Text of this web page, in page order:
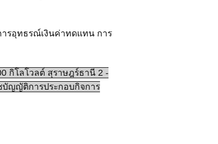
ารอุทธรณ์เงินค่าทดแทน การ
กิโลโวลต์ สุราษฎร์ธานี 2 -
บัญญัติการประกอบกิจการ